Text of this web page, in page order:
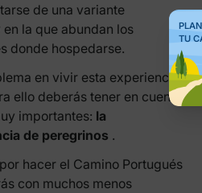
TU
de una variante
la que abundan los
donde hospedarse.
en vivir esta experiencia
ello deberás tener en cuenta
importantes: la
de peregrinos .
hacer el Camino Portugués
con muchos menos